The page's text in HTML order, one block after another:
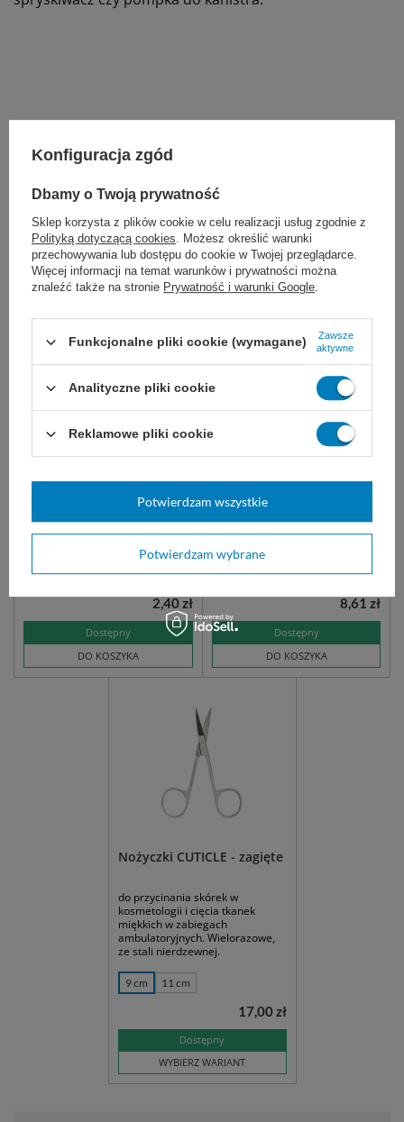
Pojemność
750 ml
Postać
Gotowy do użycia
Proponujemy również:
Pojemnik na odpady
medyczne 0,7 L - Marplast
Pojemnik na niebezpieczne
odpady medyczne Do
bezpiecznego gromadzenia
zużytych igieł, strzykawek,
wenflonów i drobnych ostrzy.
Dostępny
DO KOSZYKA
2,40 zł
Fartuch foliowy przedni
160 cm gruby (1,5) - 1 szt.
Fartuch foliowy przedni, wiązany
z tyłu, wykonany z grubej folii.
Rozmiar uniwersalny. Możliwość
docięcia.
Dostępny
DO KOSZYKA
8,61 zł
Nożyczki CUTICLE - zagięte
do przycinania skórek w
kosmetologii i cięcia tkanek
miękkich w zabiegach
ambulatoryjnych. Wielorazowe,
ze stali nierdzewnej.
9 cm 11 cm
Dostępny
WYBIERZ WARIANT
17,00 zł
Konfiguracja zgód
Dbamy o Twoją prywatność
Sklep korzysta z plików cookie w celu realizacji usług zgodnie z
Polityką dotyczącą cookies. Możesz określić warunki
przechowywania lub dostępu do cookie w Twojej przeglądarce.
Więcej informacji na temat warunków i prywatności można
znaleźć także na stronie Prywatność i warunki Google.
Funkcjonalne pliki cookie (wymagane)
Zawsze
aktywne
Analityczne pliki cookie
Reklamowe pliki cookie
Potwierdzam wybrane
Potwierdzam wszystkie